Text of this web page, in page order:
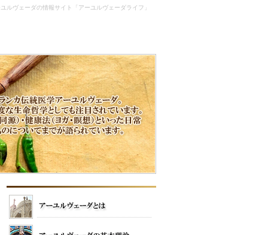
ヴェーダの情報サイト「アーユルヴェーダライフ」